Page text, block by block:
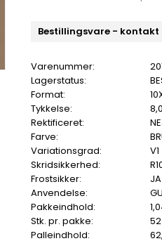
Bestillingsvare -
Varenummer:
Lagerstatus:
Format:
Tykkelse:
Rektificeret:
Farve:
Variationsgrad:
V1
Skridsikkerhed:
Frostsikker:
JA
Anvendelse:
Pakkeindhold:
Stk. pr. pakke:
52
Palleindhold: